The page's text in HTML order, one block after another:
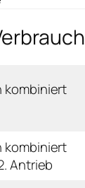
kombiniert
kombiniert
Antrieb